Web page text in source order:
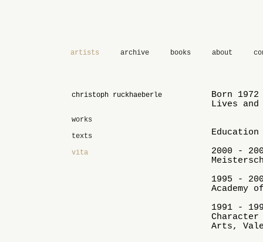
artists archive books about
christoph ruckhaeberle
works
texts
vita
Born
Lives
Education
2000 -
1995 -
1991 -
Arts,